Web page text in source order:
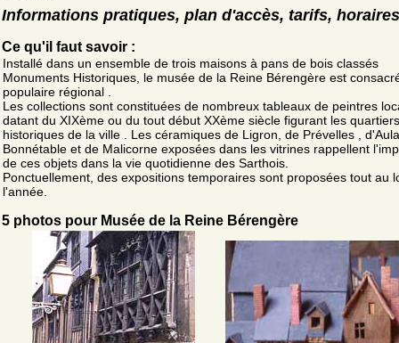
Informations pratiques, plan d'accès, tarifs, horaires
Ce qu'il faut savoir :
Installé dans un ensemble de trois maisons à pans de bois classés
Monuments Historiques, le musée de la Reine Bérengère est
populaire régional .
Les collections sont constituées de nombreux tableaux de peintres
datant du XIXème ou du tout début XXème siècle figurant les quartiers
historiques de la ville . Les céramiques de Ligron, de Prévelles ,
Bonnétable et de Malicorne exposées dans les vitrines rappellent
de ces objets dans la vie quotidienne des Sarthois.
Ponctuellement, des expositions temporaires sont proposées tout au
l'année.
5 photos pour Musée de la Reine Bérengère